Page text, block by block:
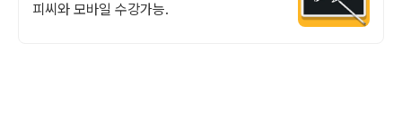
피씨와 모바일 수강가능.